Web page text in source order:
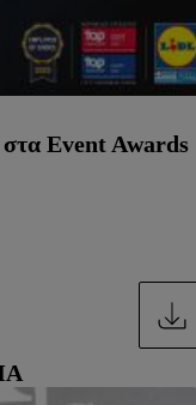
στα Event Awards